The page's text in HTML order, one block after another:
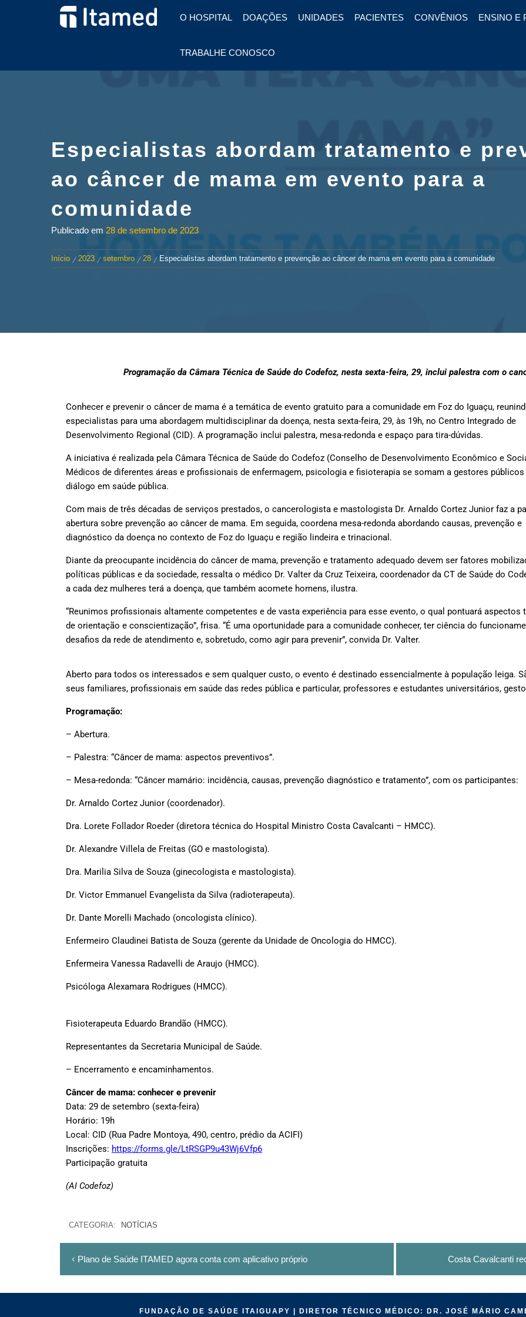
HOSPITAL
ITAMED
HOSPITAL EM FOZ DO
IGUAÇU
O HOSPITAL DOAÇÕES UNIDADES PACIENTES CONVÊNIOS ENSINO E
TRABALHE CONOSCO
Especialistas abordam tratamento e
ao câncer de mama em evento para a
comunidade
Publicado em 28 de setembro de 2023
Início 2023 setembro 28 Especialistas abordam tratamento e prevenção ao câncer de mama em evento para a comunidade
Programação da Câmara Técnica de Saúde do Codefoz, nesta sexta-feira, 29, inclui palestra com o
Conhecer e prevenir o câncer de mama é a temática de evento gratuito para a comunidade em Foz do Iguaçu,
especialistas para uma abordagem multidisciplinar da doença, nesta sexta-feira, 29, às 19h, no Centro Integrado de
Desenvolvimento Regional (CID). A programação inclui palestra, mesa-redonda e espaço para tira-dúvidas.
A iniciativa é realizada pela Câmara Técnica de Saúde do Codefoz (Conselho de Desenvolvimento Econômico e
Médicos de diferentes áreas e profissionais de enfermagem, psicologia e fisioterapia se somam a gestores públicos
diálogo em saúde pública.
Com mais de três décadas de serviços prestados, o cancerologista e mastologista Dr. Arnaldo Cortez Junior faz a
abertura sobre prevenção ao câncer de mama. Em seguida, coordena mesa-redonda abordando causas, prevenção e
diagnóstico da doença no contexto de Foz do Iguaçu e região lindeira e trinacional.
Diante da preocupante incidência do câncer de mama, prevenção e tratamento adequado devem ser fatores
políticas públicas e da sociedade, ressalta o médico Dr. Valter da Cruz Teixeira, coordenador da CT de Saúde do
a cada dez mulheres terá a doença, que também acomete homens, ilustra.
“Reunimos profissionais altamente competentes e de vasta experiência para esse evento, o qual pontuará aspectos
de orientação e conscientização”, frisa. “É uma oportunidade para a comunidade conhecer, ter ciência do
desafios da rede de atendimento e, sobretudo, como agir para prevenir”, convida Dr. Valter.
Aberto para todos os interessados e sem qualquer custo, o evento é destinado essencialmente à população leiga.
seus familiares, profissionais em saúde das redes pública e particular, professores e estudantes universitários,
Programação:
– Abertura.
– Palestra: “Câncer de mama: aspectos preventivos”.
– Mesa-redonda: “Câncer mamário: incidência, causas, prevenção diagnóstico e tratamento”, com os participantes:
Dr. Arnaldo Cortez Junior (coordenador).
Dra. Lorete Follador Roeder (diretora técnica do Hospital Ministro Costa Cavalcanti – HMCC).
Dr. Alexandre Villela de Freitas (GO e mastologista).
Dra. Marilia Silva de Souza (ginecologista e mastologista).
Dr. Victor Emmanuel Evangelista da Silva (radioterapeuta).
Dr. Dante Morelli Machado (oncologista clínico).
Enfermeiro Claudinei Batista de Souza (gerente da Unidade de Oncologia do HMCC).
Enfermeira Vanessa Radavelli de Araujo (HMCC).
Psicóloga Alexamara Rodrigues (HMCC).
Fisioterapeuta Eduardo Brandão (HMCC).
Representantes da Secretaria Municipal de Saúde.
– Encerramento e encaminhamentos.
Câncer de mama: conhecer e prevenir
Data: 29 de setembro (sexta-feira)
Horário: 19h
Local: CID (Rua Padre Montoya, 490, centro, prédio da ACIFI)
Inscrições: https://forms.gle/LtRSGP9u43Wj6Vfp6
Participação gratuita
(AI Codefoz)
CATEGORIA: NOTÍCIAS
Plano de Saúde ITAMED agora conta com aplicativo próprio Costa Cavalcanti
FUNDAÇÃO DE SAÚDE ITAIGUAPY | DIRETOR TÉCNICO MÉDICO: DR. JOSÉ MÁRIO